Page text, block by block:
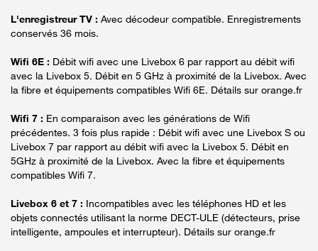
L'enregistreur TV : Avec décodeur compatible. Enregistrements
conservés 36 mois.
Wifi 6E : Débit wifi avec une Livebox 6 par rapport au débit wifi
avec la Livebox 5. Débit en 5 GHz à proximité de la Livebox. Avec
la fibre et équipements compatibles Wifi 6E. Détails sur orange.fr
Wifi 7 : En comparaison avec les générations de Wifi
précédentes. 3 fois plus rapide : Débit wifi avec une Livebox S ou
Livebox 7 par rapport au débit wifi avec la Livebox 5. Débit en
5GHz à proximité de la Livebox. Avec la fibre et équipements
compatibles Wifi 7.
Livebox 6 et 7 : Incompatibles avec les téléphones HD et les
objets connectés utilisant la norme DECT-ULE (détecteurs, prise
intelligente, ampoules et interrupteur). Détails sur orange.fr